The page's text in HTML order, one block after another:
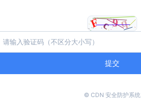
提交
© CDN 安全防护系统